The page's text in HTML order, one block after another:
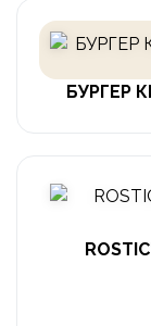
БУРГЕР